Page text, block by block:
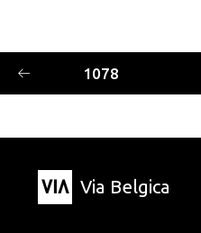
1078
Via Belgica